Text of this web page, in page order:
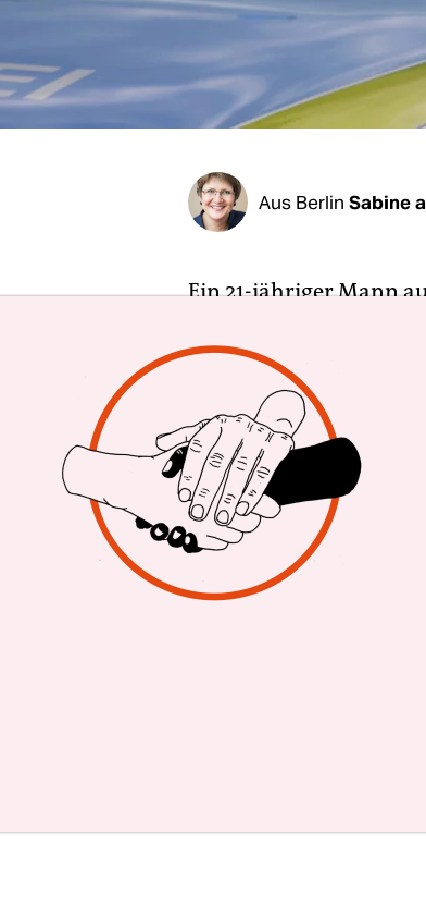
unterstützen
Aus Berlin Sabine
Ein 21-jähriger Mann
geplant haben. Das
die die Ermittlungen an
ermittelt. Der Mann
rechtsextreme
haben. Im März 2019
Moscheen 51 Menschen.
In Hildesheim fand die
bereits für einen
denen auch „Dateien mit
waren. Die bei der
Zentralstelle